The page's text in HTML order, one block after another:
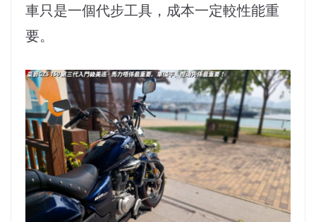
車只是一個代步工具，成本一定較性能重
要。